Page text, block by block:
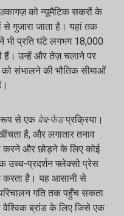
कागज़ को न्यूमैटिक सकरों के
गुजारा जाता है। यहां तक
प्रति घंटे लगभग 18,000
हैं। उन्हें और तेज़ चलाने पर
संभालने की भौतिक सीमाओं
रूप से एक वेब-फेडप्रक्रिया।
है, और लगातार तनाव
करने और छोड़ने के लिए कोई
उच्च-प्रदर्शन फ्लेक्सो प्रेस
है। यह आसानी से
गति तक पहुँच सकता
ब्रांड के लिए जिसे एक